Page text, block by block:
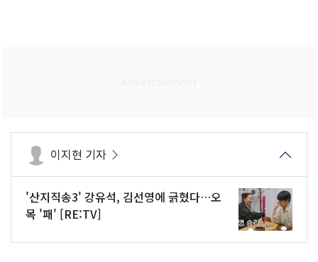
이지현 기자
'산지직송3' 강유석, 김선영에 긁혔다…오
목 '패' [RE:TV]